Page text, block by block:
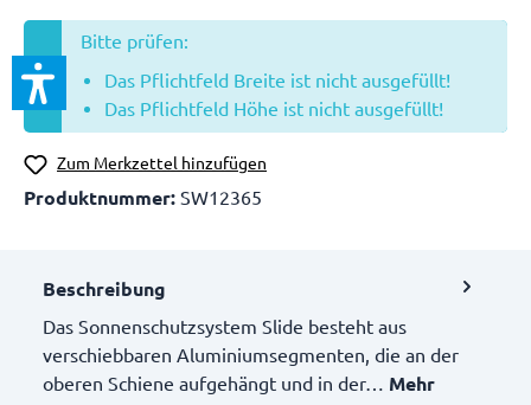
Bitte prüfen:
Das Pflichtfeld Breite ist nicht ausgefüllt!
Das Pflichtfeld Höhe ist nicht ausgefüllt!
Zum Merkzettel hinzufügen
Produktnummer: SW12365
Beschreibung
Das Sonnenschutzsystem Slide besteht aus
verschiebbaren Aluminiumsegmenten, die an der
oberen Schiene aufgehängt und in der… Mehr